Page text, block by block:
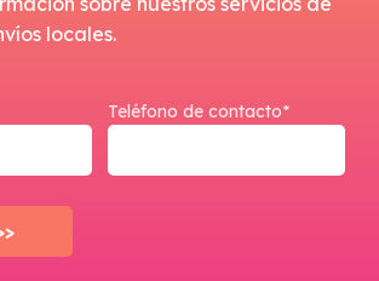
locales.
Teléfono de contacto*